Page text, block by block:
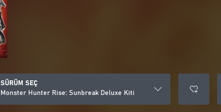
SÜRÜM SEÇ
Monster Hunter Rise: Sunbreak Deluxe Kiti